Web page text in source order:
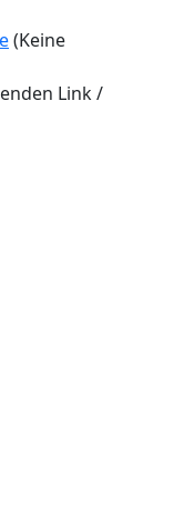
(Keine
Link /